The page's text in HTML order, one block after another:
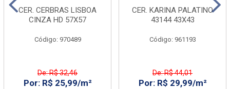
CER. CERBRAS LISBOA
CINZA HD 57X57
Código: 970489
De: R$ 32,46
Por: R$ 25,99/m²
CER. KARINA PALATINO
43144 43X43
Código: 961193
De: R$ 44,01
Por: R$ 29,99/m²